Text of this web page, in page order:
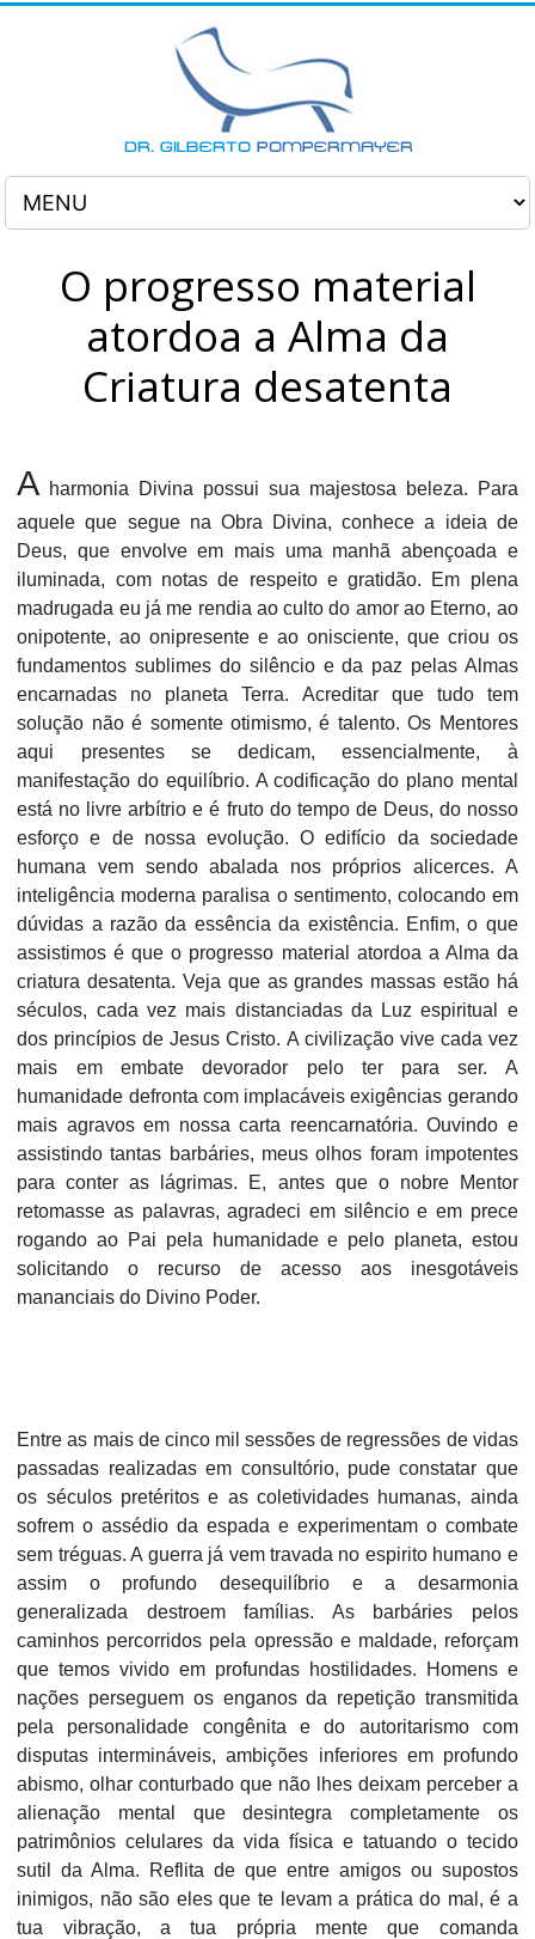
O progresso material
atordoa a Alma da
Criatura desatenta
A harmonia Divina possui sua majestosa beleza. Para
aquele que segue na Obra Divina, conhece a ideia de
Deus, que envolve em mais uma manhã abençoada e
iluminada, com notas de respeito e gratidão. Em plena
madrugada eu já me rendia ao culto do amor ao Eterno, ao
onipotente, ao onipresente e ao onisciente, que criou os
fundamentos sublimes do silêncio e da paz pelas Almas
encarnadas no planeta Terra. Acreditar que tudo tem
solução não é somente otimismo, é talento. Os Mentores
aqui presentes se dedicam, essencialmente, à
manifestação do equilíbrio. A codificação do plano mental
está no livre arbítrio e é fruto do tempo de Deus, do nosso
esforço e de nossa evolução. O edifício da sociedade
humana vem sendo abalada nos próprios alicerces. A
inteligência moderna paralisa o sentimento, colocando em
dúvidas a razão da essência da existência. Enfim, o que
assistimos é que o progresso material atordoa a Alma da
criatura desatenta. Veja que as grandes massas estão há
séculos, cada vez mais distanciadas da Luz espiritual e
dos princípios de Jesus Cristo. A civilização vive cada vez
mais em embate devorador pelo ter para ser. A
humanidade defronta com implacáveis exigências gerando
mais agravos em nossa carta reencarnatória. Ouvindo e
assistindo tantas barbáries, meus olhos foram impotentes
para conter as lágrimas. E, antes que o nobre Mentor
retomasse as palavras, agradeci em silêncio e em prece
rogando ao Pai pela humanidade e pelo planeta, estou
solicitando o recurso de acesso aos inesgotáveis
mananciais do Divino Poder.
Entre as mais de cinco mil sessões de regressões de vidas
passadas realizadas em consultório, pude constatar que
os séculos pretéritos e as coletividades humanas, ainda
sofrem o assédio da espada e experimentam o combate
sem tréguas. A guerra já vem travada no espirito humano e
assim o profundo desequilíbrio e a desarmonia
generalizada destroem famílias. As barbáries pelos
caminhos percorridos pela opressão e maldade, reforçam
que temos vivido em profundas hostilidades. Homens e
nações perseguem os enganos da repetição transmitida
pela personalidade congênita e do autoritarismo com
disputas intermináveis, ambições inferiores em profundo
abismo, olhar conturbado que não lhes deixam perceber a
alienação mental que desintegra completamente os
patrimônios celulares da vida física e tatuando o tecido
sutil da Alma. Reflita de que entre amigos ou supostos
inimigos, não são eles que te levam a prática do mal, é a
tua vibração, a tua própria mente que comanda